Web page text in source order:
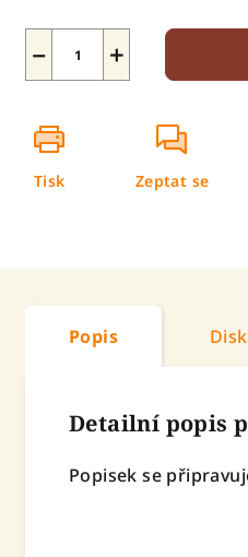
+
−
Tisk Zeptat se
Popis
Detailní popis
Popisek se